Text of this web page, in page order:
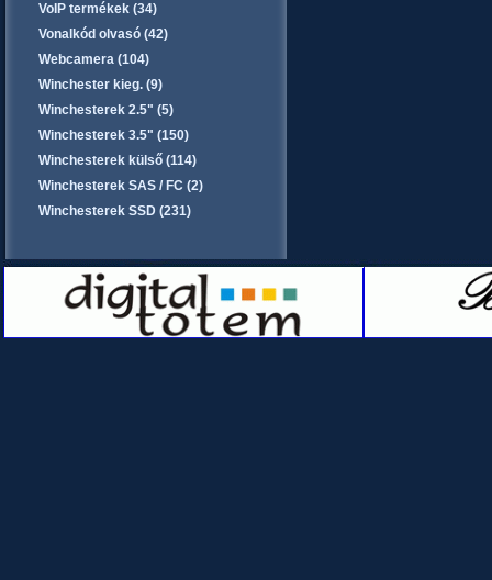
VoIP termékek (34)
Vonalkód olvasó (42)
Webcamera (104)
Winchester kieg. (9)
Winchesterek 2.5" (5)
Winchesterek 3.5" (150)
Winchesterek külső (114)
Winchesterek SAS / FC (2)
Winchesterek SSD (231)